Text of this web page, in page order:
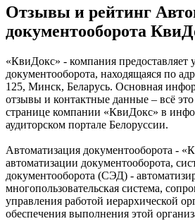
Отзывы и рейтинг
документооборота
«КвиДокс» - компания предоставляет
документооборота, находящаяся по
125, Минск, Беларусь. Основная
отзывы и контактные данные – всё
странице компании «КвиДокс» в
аудиторском портале Белоруссии.
Автоматизация документооборота -
автоматизации документооборота,
документооборота (СЭД) -
многопользовательская система,
управления работой иерархической
обеспечения выполнения этой